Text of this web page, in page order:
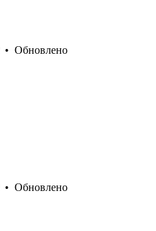
• Обновлено
• Обновлено